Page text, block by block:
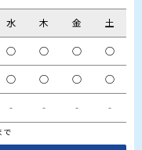
水 木 金 土
○ ○ ○ ○
○ ○ ○ ○
‐ ‐ ‐ ‐
で